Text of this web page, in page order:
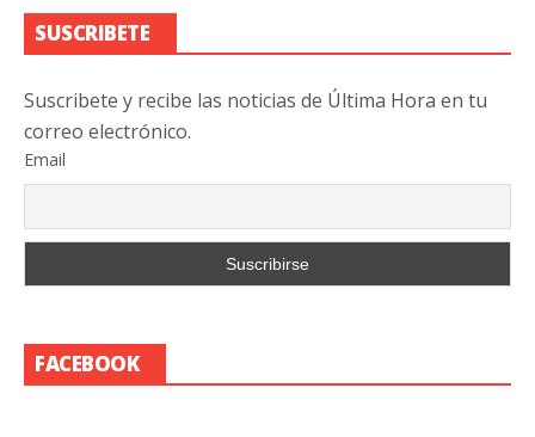
SUSCRIBETE
Suscribete y recibe las noticias de Última Hora en tu
correo electrónico.
Email
FACEBOOK